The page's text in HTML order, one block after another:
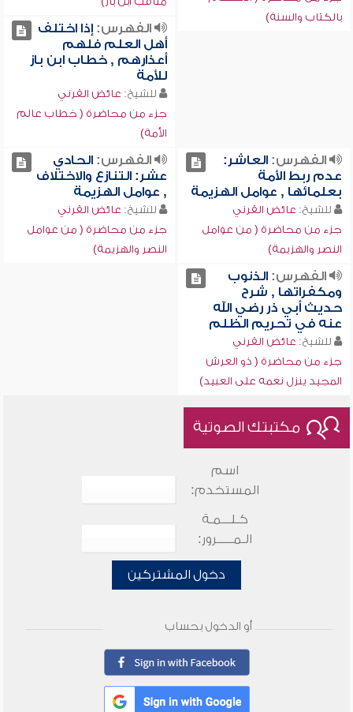
بالكتاب والسنة)
الفهرس:إذا اختلف
أهل العلم فلهم
أعذارهم , خطاب ابن باز
للأمة
للشيخ: عائض القرني
جزء من محاضرة ( خطاب عالم
الأمة)
الفهرس:العاشر:
عدم ربط الأمة
بعلمائها , عوامل الهزيمة
للشيخ: عائض القرني
جزء من محاضرة ( من عوامل
النصر والهزيمة)
الفهرس:الحادي
عشر: التنازع والاختلاف
, عوامل الهزيمة
للشيخ: عائض القرني
جزء من محاضرة ( من عوامل
النصر والهزيمة)
الفهرس:الذنوب
ومكفراتها , شرح
حديث أبي ذر رضي الله
عنه في تحريم الظلم
للشيخ: عائض القرني
جزء من محاضرة ( ذو العرش
المجيد ينزل نعمه على العبيد)
مكتبتك الصوتية
اسم
المستخدم:
كـلـــمـة
الـمـــــرور:
دخول المشتركين
أو الدخول بحساب